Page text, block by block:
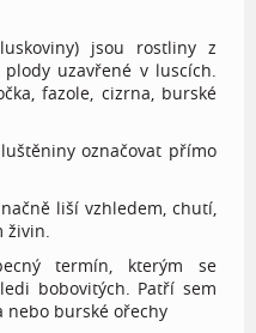
jsou rostliny z
uzavřené v luscích.
fazole, cizrna, burské
označovat přímo
liší vzhledem, chutí,
živin.
termín, kterým se
bobovitých. Patří sem
nebo burské ořechy